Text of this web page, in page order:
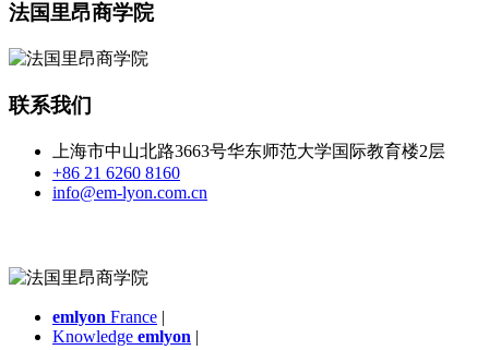
法国里昂商学院
联系我们
上海市中山北路3663号华东师范大学国际教育楼2层
+86 21 6260 8160
info@em-lyon.com.cn
emlyon France |
Knowledge emlyon |